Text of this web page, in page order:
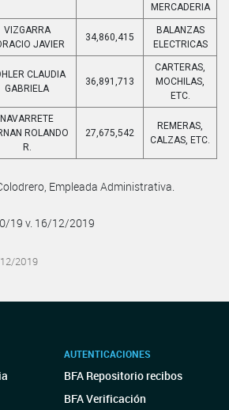
MERCADERIA
VIZGARRA
JAVIER
34,860,415
BALANZAS
ELECTRICAS
CLAUDIA
GABRIELA
36,891,713
CARTERAS,
MOCHILAS,
ETC.
NAVARRETE
ROLANDO
R.
27,675,542
REMERAS,
CALZAS, ETC.
Empleada Administrativa.
19 v. 16/12/2019
2019
AUTENTICACIONES
BFA Repositorio recibos
BFA Verificación